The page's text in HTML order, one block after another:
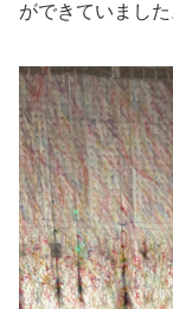
ができていました